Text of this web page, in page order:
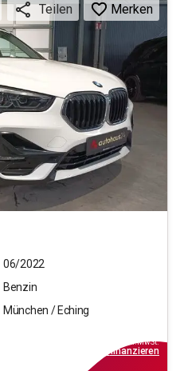
Teilen Merken
06/2022
Benzin
München / Eching
inkl.MwSt.
finanzieren